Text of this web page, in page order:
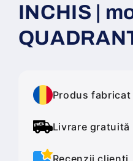
INCHIS |
Produs fabricat
Livrare gratuită
Recenzii clienți